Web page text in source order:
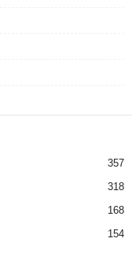
357
318
168
154